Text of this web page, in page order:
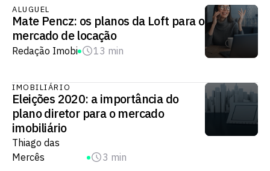
ALUGUEL
Mate Pencz: os planos da Loft para o
mercado de locação
Redação Imobi 13 min
IMOBILIÁRIO
Eleições 2020: a importância do
plano diretor para o mercado
imobiliário
Thiago das
Mercês
3 min